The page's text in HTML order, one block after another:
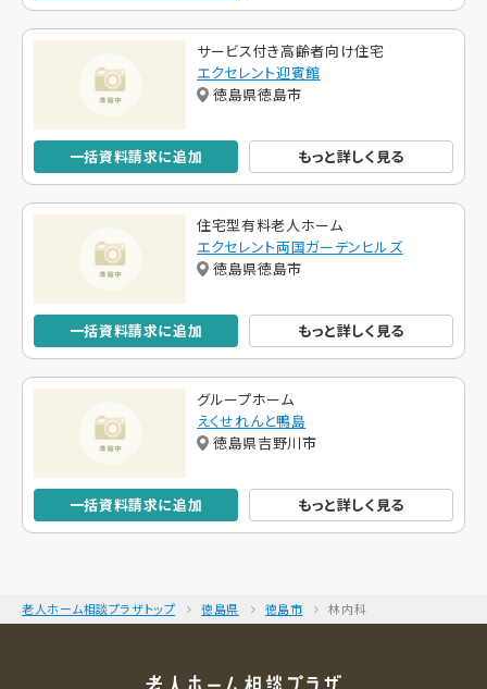
サービス付き高齢者向け住宅
エクセレント迎賓館
徳島県徳島市
一括資料請求に追加 もっと詳しく見る
住宅型有料老人ホーム
エクセレント両国ガーデンヒルズ
徳島県徳島市
一括資料請求に追加 もっと詳しく見る
グループホーム
えくせれんと鴨島
徳島県吉野川市
一括資料請求に追加 もっと詳しく見る
老人ホーム相談プラザトップ 徳島県 徳島市 林内科